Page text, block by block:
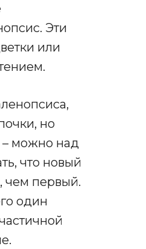
Эти
или
но
– можно над
что новый
чем первый.
один